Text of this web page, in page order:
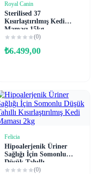
Sepete Ekle
Royal Canin
Sterilised 37
Kısırlaştırılmış Kedi
Maması 15kg
(0)
₺6.499,00
Felicia
Hipoalerjenik Üriner
Sağlığı İçin Somonlu
Düşük Tahıllı
Kısırlaştırılmış Kedi
(0)